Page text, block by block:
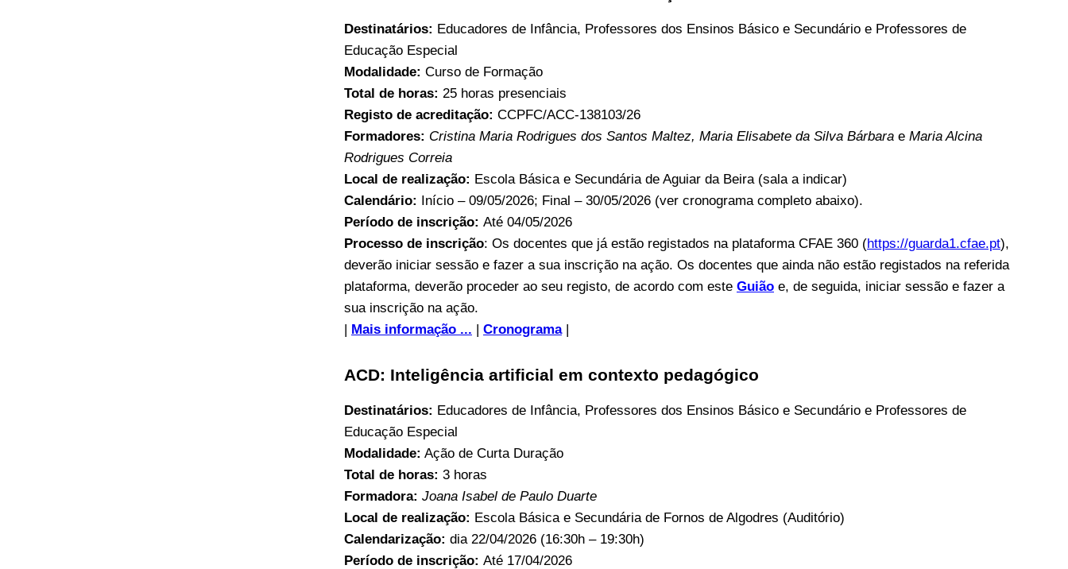
Destinatários: Educadores de Infância, Professores dos Ensinos Básico e Secundário e Professores de
Educação Especial
Modalidade: Curso de Formação
Total de horas: 25 horas presenciais
Registo de acreditação: CCPFC/ACC-138103/26
Formadores: Cristina Maria Rodrigues dos Santos Maltez, Maria Elisabete da Silva Bárbara e Maria Alcina
Rodrigues Correia
Local de realização: Escola Básica e Secundária de Aguiar da Beira (sala a indicar)
Calendário: Início – 09/05/2026; Final – 30/05/2026 (ver cronograma completo abaixo).
Período de inscrição: Até 04/05/2026
Processo de inscrição: Os docentes que já estão registados na plataforma CFAE 360 (https://guarda1.cfae.pt),
deverão iniciar sessão e fazer a sua inscrição na ação. Os docentes que ainda não estão registados na referida
plataforma, deverão proceder ao seu registo, de acordo com este Guião e, de seguida, iniciar sessão e fazer a
sua inscrição na ação.
| Mais informação ... | Cronograma|
ACD: Inteligência artificial em contexto pedagógico
Destinatários: Educadores de Infância, Professores dos Ensinos Básico e Secundário e Professores de
Educação Especial
Modalidade: Ação de Curta Duração
Total de horas: 3 horas
Formadora: Joana Isabel de Paulo Duarte
Local de realização: Escola Básica e Secundária de Fornos de Algodres (Auditório)
Calendarização: dia 22/04/2026 (16:30h – 19:30h)
Período de inscrição: Até 17/04/2026